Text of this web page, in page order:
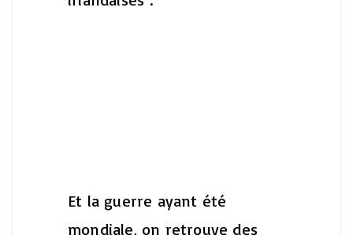
Et la guerre ayant été
mondiale, on retrouve des